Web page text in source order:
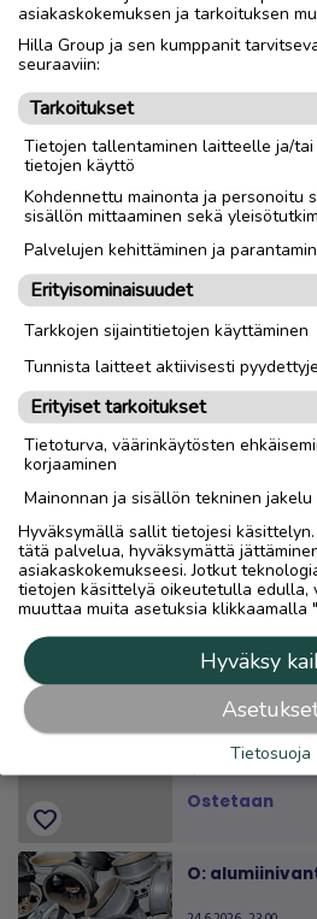
favorite
13
1.7.2026, 17.33
favorite
Hakusessa:
vararenkaita
1.7.2026, 16.59
location_on Himanka Keskus,
Ostetaan
favorite
Kesärenkaat
1.7.2026, 13.50
location_onKokkola Keskus,
Ostetaan
favorite
Saab 96
28.6.2026, 15.26
location_onSievi Keskus,
favorite
25.6.2026, 11.44
Kokkola Keskus
Ostetaan
O:
asiakaskokemuksen ja tarkoituksen
Hilla Group ja sen kumppanit
seuraaviin:
Tarkoitukset
Tietojen tallentaminen laitteelle ja/
tietojen käyttö
Kohdennettu mainonta ja personoitu
sisällön mittaaminen sekä
Palvelujen kehittäminen ja
Erityisominaisuudet
Tarkkojen sijaintitietojen käyttäminen
Tunnista laitteet aktiivisesti
Erityiset tarkoitukset
Tietoturva, väärinkäytösten
korjaaminen
Mainonnan ja sisällön tekninen jakelu
Hyväksymällä sallit tietojesi
tätä palvelua, hyväksymättä
asiakaskokemukseesi. Jotkut
tietojen käsittelyä oikeutetulla edulla,
muuttaa muita asetuksia klikkaamalla
Hyväksy
Tietosuoja